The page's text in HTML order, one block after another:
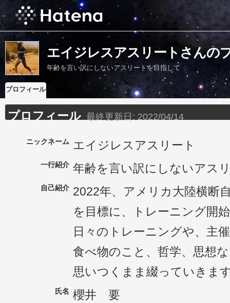
エイジレスアスリートさんの
年齢を言い訳にしないアスリートを目指して
プロフィール
プロフィール 最終更新日: 2022/04/14
ニックネーム エイジレスアスリート
一行紹介 年齢を言い訳にしないアス
自己紹介 2022年、アメリカ大陸横断
を目標に、トレーニング開
日々のトレーニングや、主
食べ物のこと、哲学、思想
思いつくまま綴っていきま
氏名 櫻井 要